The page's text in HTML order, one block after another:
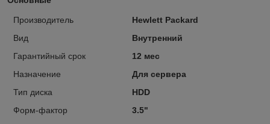
Производитель
Hewlett Packard
Вид
Внутренний
Гарантийный срок
12 мес
Назначение
Для сервера
Тип диска
HDD
Форм-фактор
3.5"